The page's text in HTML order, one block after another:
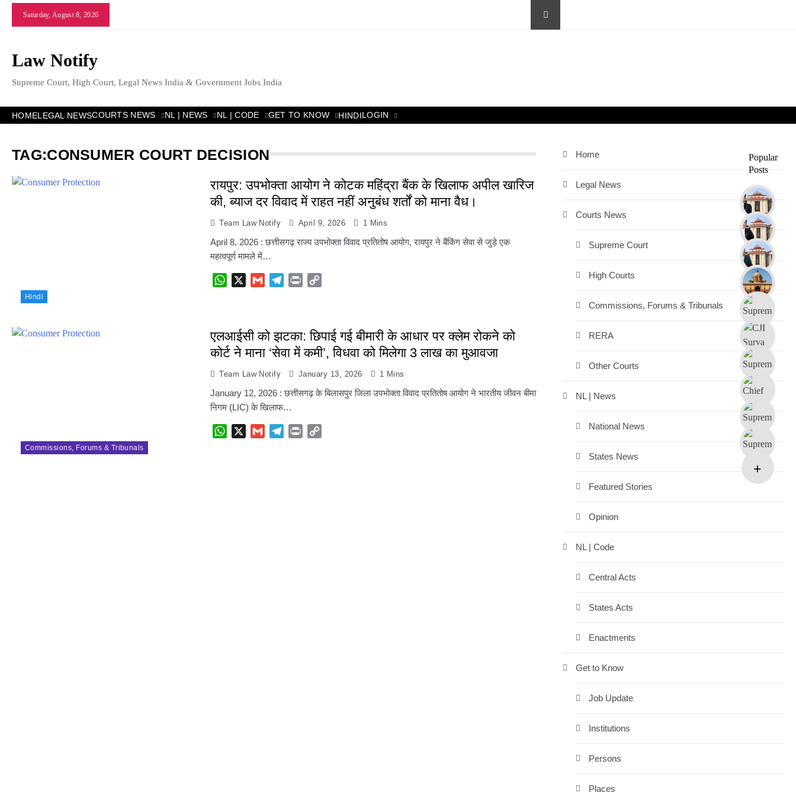
Skip
Saturday, August 8, 2026
Law Notify
Supreme Court, High Court, Legal News India & Government Jobs India
HOMELEGAL NEWSCOURTS NEWS NL | NEWS NL | CODE GET TO KNOW HINDILOGIN
Popular
Posts
TAG:CONSUMER COURT DECISION
Hindi
रायपुर: उपभोक्ता आयोग ने कोटक महिंद्रा बैंक के खिलाफ अपील खारिज
की, ब्याज दर विवाद में राहत नहीं अनुबंध शर्तों को माना वैध।
Team Law Notify April 9, 2026 1 Mins
April 8, 2026 : छत्तीसगढ़ राज्य उपभोक्ता विवाद प्रतितोष आयोग, रायपुर ने बैंकिंग सेवा से जुड़े एक
महत्वपूर्ण मामले में…
WhatsApp Gmail Telegram
Print
Commissions, Forums & Tribunals
एलआईसी को झटका: छिपाई गई बीमारी के आधार पर क्लेम रोकने को
कोर्ट ने माना ‘सेवा में कमी’, विधवा को मिलेगा 3 लाख का मुआवजा
Team Law Notify January 13, 2026 1 Mins
January 12, 2026 : छत्तीसगढ़ के बिलासपुर जिला उपभोक्ता विवाद प्रतितोष आयोग ने भारतीय जीवन बीमा
निगम (LIC) के खिलाफ…
WhatsApp Gmail Telegram
Print
Home
Legal News
Courts News
Supreme Court
High Courts
Commissions, Forums & Tribunals
RERA
Other Courts
NL | News
National News
States News
Featured Stories
Opinion
NL | Code
Central Acts
States Acts
Enactments
Get to Know
Job Update
Institutions
Persons
Places